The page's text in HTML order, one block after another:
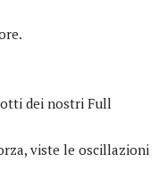
dei nostri Full
viste le oscillazioni